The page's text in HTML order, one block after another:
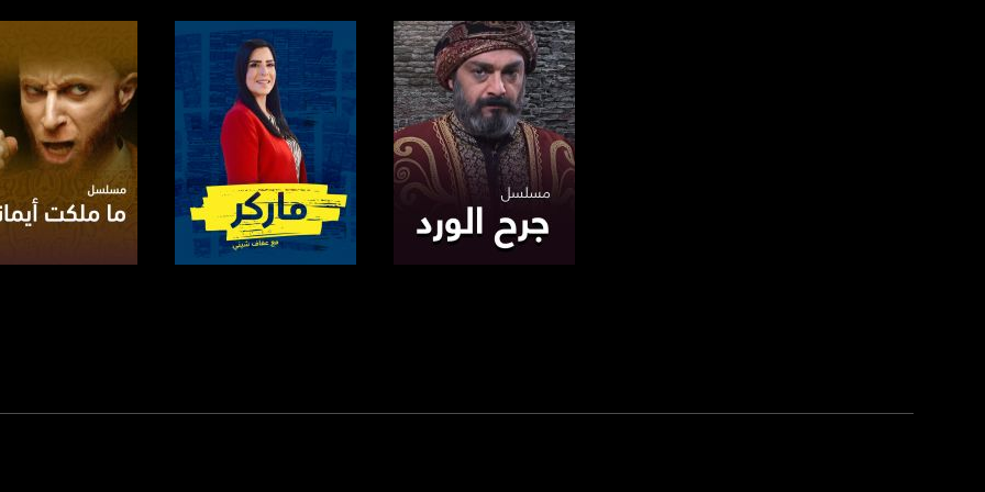
للتواصل:
بريد الكتروني:
anafalasteeni@musawachannel.com
للتفاعل:
الموقع الالكتروني:
www.musawachannel.com
فيسبوك:
https://www.facebook.com/musawachannel